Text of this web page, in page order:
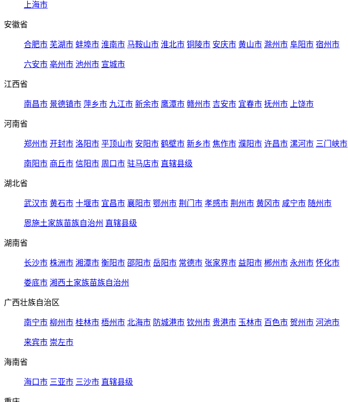
上海市
安徽省
合肥市 芜湖市 蚌埠市 淮南市 马鞍山市 淮北市 铜陵市 安庆市 黄山市 滁州市 阜阳市 宿州市
六安市 亳州市 池州市 宣城市
江西省
南昌市 景德镇市 萍乡市 九江市 新余市 鹰潭市 赣州市 吉安市 宜春市 抚州市 上饶市
河南省
郑州市 开封市 洛阳市 平顶山市 安阳市 鹤壁市 新乡市 焦作市 濮阳市 许昌市 漯河市 三门峡市
南阳市 商丘市 信阳市 周口市 驻马店市 直辖县级
湖北省
武汉市 黄石市 十堰市 宜昌市 襄阳市 鄂州市 荆门市 孝感市 荆州市 黄冈市 咸宁市 随州市
恩施土家族苗族自治州 直辖县级
湖南省
长沙市 株洲市 湘潭市 衡阳市 邵阳市 岳阳市 常德市 张家界市 益阳市 郴州市 永州市 怀化市
娄底市 湘西土家族苗族自治州
广西壮族自治区
南宁市 柳州市 桂林市 梧州市 北海市 防城港市 钦州市 贵港市 玉林市 百色市 贺州市 河池市
来宾市 崇左市
海南省
海口市 三亚市 三沙市 直辖县级